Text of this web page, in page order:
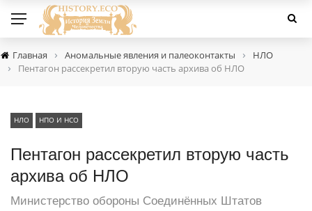
Главная › Аномальные явления и палеоконтакты › НЛО
› Пентагон рассекретил вторую часть архива об НЛО
НЛО НПО И НСО
Пентагон рассекретил вторую часть
архива об НЛО
Министерство обороны Соединённых Штатов